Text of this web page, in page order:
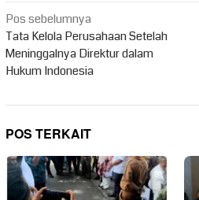
Navigasi
pos
Pos sebelumnya
Tata Kelola Perusahaan Setelah
Meninggalnya Direktur dalam
Hukum Indonesia
POS TERKAIT